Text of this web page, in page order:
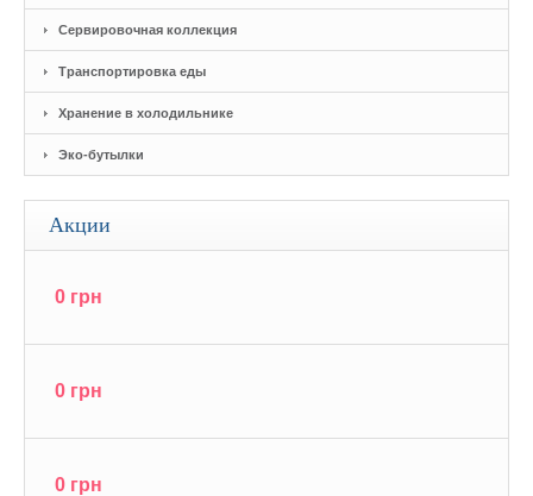
Сервировочная коллекция
Транспортировка еды
Хранение в холодильнике
Эко-бутылки
Акции
0 грн
0 грн
0 грн